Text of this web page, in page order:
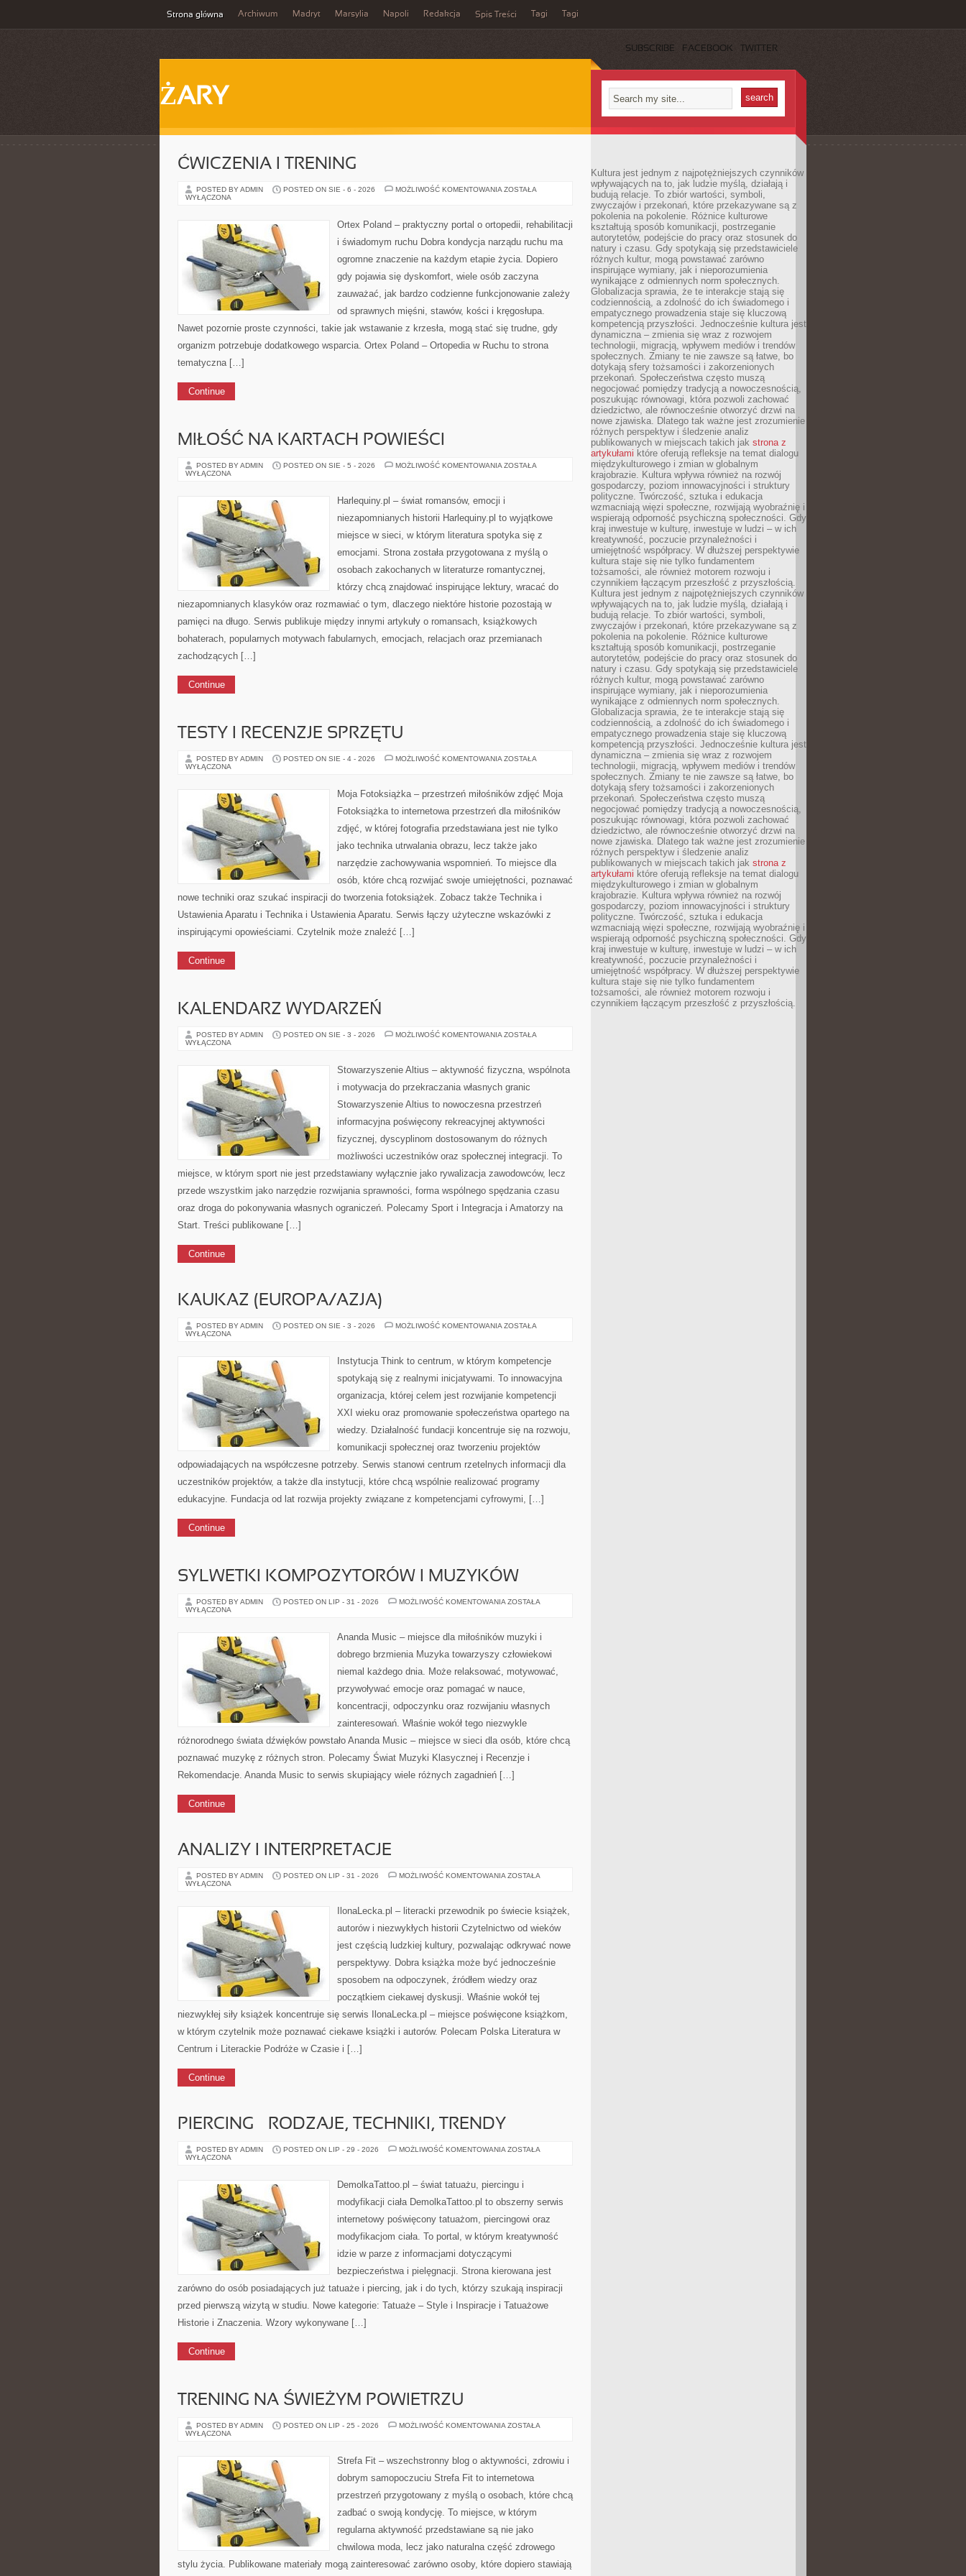
Strona główna Archiwum Madryt Marsylia Napoli Redakcja Spis Treści Tagi Tagi
SUBSCRIBE FACEBOOK TWITTER
ŻARY
ĆWICZENIA I TRENING
POSTED BY ADMIN POSTED ON SIE - 6 - 2026 MOŻLIWOŚĆ KOMENTOWANIA ĆWICZENIA
ZOSTAŁA
WYŁĄCZONA
Ortex Poland – praktyczny portal o ortopedii, rehabilitacji
i świadomym ruchu Dobra kondycja narządu ruchu ma
ogromne znaczenie na każdym etapie życia. Dopiero
gdy pojawia się dyskomfort, wiele osób zaczyna
zauważać, jak bardzo codzienne funkcjonowanie zależy
od sprawnych mięśni, stawów, kości i kręgosłupa.
Nawet pozornie proste czynności, takie jak wstawanie z krzesła, mogą stać się trudne, gdy
organizm potrzebuje dodatkowego wsparcia. Ortex Poland – Ortopedia w Ruchu to strona
tematyczna […]
Continue
MIŁOŚĆ NA KARTACH POWIEŚCI
POSTED BY ADMIN POSTED ON SIE - 5 - 2026 MOŻLIWOŚĆ KOMENTOWANIA MIŁOŚĆ
ZOSTAŁA
WYŁĄCZONA
Harlequiny.pl – świat romansów, emocji i
niezapomnianych historii Harlequiny.pl to wyjątkowe
miejsce w sieci, w którym literatura spotyka się z
emocjami. Strona została przygotowana z myślą o
osobach zakochanych w literaturze romantycznej,
którzy chcą znajdować inspirujące lektury, wracać do
niezapomnianych klasyków oraz rozmawiać o tym, dlaczego niektóre historie pozostają w
pamięci na długo. Serwis publikuje między innymi artykuły o romansach, książkowych
bohaterach, popularnych motywach fabularnych, emocjach, relacjach oraz przemianach
zachodzących […]
Continue
TESTY I RECENZJE SPRZĘTU
POSTED BY ADMIN POSTED ON SIE - 4 - 2026 MOŻLIWOŚĆ KOMENTOWANIA TESTY
ZOSTAŁA
WYŁĄCZONA
Moja Fotoksiążka – przestrzeń miłośników zdjęć Moja
Fotoksiążka to internetowa przestrzeń dla miłośników
zdjęć, w której fotografia przedstawiana jest nie tylko
jako technika utrwalania obrazu, lecz także jako
narzędzie zachowywania wspomnień. To miejsce dla
osób, które chcą rozwijać swoje umiejętności, poznawać
nowe techniki oraz szukać inspiracji do tworzenia fotoksiążek. Zobacz także Technika i
Ustawienia Aparatu i Technika i Ustawienia Aparatu. Serwis łączy użyteczne wskazówki z
inspirującymi opowieściami. Czytelnik może znaleźć […]
Continue
KALENDARZ WYDARZEŃ
POSTED BY ADMIN POSTED ON SIE - 3 - 2026 MOŻLIWOŚĆ KOMENTOWANIA KALENDARZ
ZOSTAŁA
WYŁĄCZONA
Stowarzyszenie Altius – aktywność fizyczna, wspólnota
i motywacja do przekraczania własnych granic
Stowarzyszenie Altius to nowoczesna przestrzeń
informacyjna poświęcony rekreacyjnej aktywności
fizycznej, dyscyplinom dostosowanym do różnych
możliwości uczestników oraz społecznej integracji. To
miejsce, w którym sport nie jest przedstawiany wyłącznie jako rywalizacja zawodowców, lecz
przede wszystkim jako narzędzie rozwijania sprawności, forma wspólnego spędzania czasu
oraz droga do pokonywania własnych ograniczeń. Polecamy Sport i Integracja i Amatorzy na
Start. Treści publikowane […]
Continue
KAUKAZ (EUROPA/AZJA)
POSTED BY ADMIN POSTED ON SIE - 3 - 2026 MOŻLIWOŚĆ KOMENTOWANIA KAUKAZ
ZOSTAŁA
WYŁĄCZONA
Instytucja Think to centrum, w którym kompetencje
spotykają się z realnymi inicjatywami. To innowacyjna
organizacja, której celem jest rozwijanie kompetencji
XXI wieku oraz promowanie społeczeństwa opartego na
wiedzy. Działalność fundacji koncentruje się na rozwoju,
komunikacji społecznej oraz tworzeniu projektów
odpowiadających na współczesne potrzeby. Serwis stanowi centrum rzetelnych informacji dla
uczestników projektów, a także dla instytucji, które chcą wspólnie realizować programy
edukacyjne. Fundacja od lat rozwija projekty związane z kompetencjami cyfrowymi, […]
Continue
SYLWETKI KOMPOZYTORÓW I MUZYKÓW
POSTED BY ADMIN POSTED ON LIP - 31 - 2026 MOŻLIWOŚĆ KOMENTOWANIA SYLWETKI
ZOSTAŁA
WYŁĄCZONA
Ananda Music – miejsce dla miłośników muzyki i
dobrego brzmienia Muzyka towarzyszy człowiekowi
niemal każdego dnia. Może relaksować, motywować,
przywoływać emocje oraz pomagać w nauce,
koncentracji, odpoczynku oraz rozwijaniu własnych
zainteresowań. Właśnie wokół tego niezwykle
różnorodnego świata dźwięków powstało Ananda Music – miejsce w sieci dla osób, które chcą
poznawać muzykę z różnych stron. Polecamy Świat Muzyki Klasycznej i Recenzje i
Rekomendacje. Ananda Music to serwis skupiający wiele różnych zagadnień […]
Continue
ANALIZY I INTERPRETACJE
POSTED BY ADMIN POSTED ON LIP - 31 - 2026 MOŻLIWOŚĆ KOMENTOWANIA ANALIZY
ZOSTAŁA
WYŁĄCZONA
IlonaLecka.pl – literacki przewodnik po świecie książek,
autorów i niezwykłych historii Czytelnictwo od wieków
jest częścią ludzkiej kultury, pozwalając odkrywać nowe
perspektywy. Dobra książka może być jednocześnie
sposobem na odpoczynek, źródłem wiedzy oraz
początkiem ciekawej dyskusji. Właśnie wokół tej
niezwykłej siły książek koncentruje się serwis IlonaLecka.pl – miejsce poświęcone książkom,
w którym czytelnik może poznawać ciekawe książki i autorów. Polecam Polska Literatura w
Centrum i Literackie Podróże w Czasie i […]
Continue
PIERCING – RODZAJE, TECHNIKI, TRENDY
POSTED BY ADMIN POSTED ON LIP - 29 - 2026 MOŻLIWOŚĆ KOMENTOWANIA PIERCING
TRENDY
ZOSTAŁA
WYŁĄCZONA
DemolkaTattoo.pl – świat tatuażu, piercingu i
modyfikacji ciała DemolkaTattoo.pl to obszerny serwis
internetowy poświęcony tatuażom, piercingowi oraz
modyfikacjom ciała. To portal, w którym kreatywność
idzie w parze z informacjami dotyczącymi
bezpieczeństwa i pielęgnacji. Strona kierowana jest
zarówno do osób posiadających już tatuaże i piercing, jak i do tych, którzy szukają inspiracji
przed pierwszą wizytą w studiu. Nowe kategorie: Tatuaże – Style i Inspiracje i Tatuażowe
Historie i Znaczenia. Wzory wykonywane […]
Continue
TRENING NA ŚWIEŻYM POWIETRZU
POSTED BY ADMIN POSTED ON LIP - 25 - 2026 MOŻLIWOŚĆ KOMENTOWANIA TRENING
ZOSTAŁA
WYŁĄCZONA
Strefa Fit – wszechstronny blog o aktywności, zdrowiu i
dobrym samopoczuciu Strefa Fit to internetowa
przestrzeń przygotowany z myślą o osobach, które chcą
zadbać o swoją kondycję. To miejsce, w którym
regularna aktywność przedstawiane są nie jako
chwilowa moda, lecz jako naturalna część zdrowego
stylu życia. Publikowane materiały mogą zainteresować zarówno osoby, które dopiero stawiają
Kultura jest jednym z najpotężniejszych czynników
wpływających na to, jak ludzie myślą, działają i
budują relacje. To zbiór wartości, symboli,
zwyczajów i przekonań, które przekazywane są z
pokolenia na pokolenie. Różnice kulturowe
kształtują sposób komunikacji, postrzeganie
autorytetów, podejście do pracy oraz stosunek do
natury i czasu. Gdy spotykają się przedstawiciele
różnych kultur, mogą powstawać zarówno
inspirujące wymiany, jak i nieporozumienia
wynikające z odmiennych norm społecznych.
Globalizacja sprawia, że te interakcje stają się
codziennością, a zdolność do ich świadomego i
empatycznego prowadzenia staje się kluczową
kompetencją przyszłości. Jednocześnie kultura jest
dynamiczna – zmienia się wraz z rozwojem
technologii, migracją, wpływem mediów i trendów
społecznych. Zmiany te nie zawsze są łatwe, bo
dotykają sfery tożsamości i zakorzenionych
przekonań. Społeczeństwa często muszą
negocjować pomiędzy tradycją a nowoczesnością,
poszukując równowagi, która pozwoli zachować
dziedzictwo, ale równocześnie otworzyć drzwi na
nowe zjawiska. Dlatego tak ważne jest zrozumienie
różnych perspektyw i śledzenie analiz
publikowanych w miejscach takich jak strona z
artykułami które oferują refleksje na temat dialogu
międzykulturowego i zmian w globalnym
krajobrazie. Kultura wpływa również na rozwój
gospodarczy, poziom innowacyjności i struktury
polityczne. Twórczość, sztuka i edukacja
wzmacniają więzi społeczne, rozwijają wyobraźnię i
wspierają odporność psychiczną społeczności. Gdy
kraj inwestuje w kulturę, inwestuje w ludzi – w ich
kreatywność, poczucie przynależności i
umiejętność współpracy. W dłuższej perspektywie
kultura staje się nie tylko fundamentem
tożsamości, ale również motorem rozwoju i
czynnikiem łączącym przeszłość z przyszłością.
Kultura jest jednym z najpotężniejszych czynników
wpływających na to, jak ludzie myślą, działają i
budują relacje. To zbiór wartości, symboli,
zwyczajów i przekonań, które przekazywane są z
pokolenia na pokolenie. Różnice kulturowe
kształtują sposób komunikacji, postrzeganie
autorytetów, podejście do pracy oraz stosunek do
natury i czasu. Gdy spotykają się przedstawiciele
różnych kultur, mogą powstawać zarówno
inspirujące wymiany, jak i nieporozumienia
wynikające z odmiennych norm społecznych.
Globalizacja sprawia, że te interakcje stają się
codziennością, a zdolność do ich świadomego i
empatycznego prowadzenia staje się kluczową
kompetencją przyszłości. Jednocześnie kultura jest
dynamiczna – zmienia się wraz z rozwojem
technologii, migracją, wpływem mediów i trendów
społecznych. Zmiany te nie zawsze są łatwe, bo
dotykają sfery tożsamości i zakorzenionych
przekonań. Społeczeństwa często muszą
negocjować pomiędzy tradycją a nowoczesnością,
poszukując równowagi, która pozwoli zachować
dziedzictwo, ale równocześnie otworzyć drzwi na
nowe zjawiska. Dlatego tak ważne jest zrozumienie
różnych perspektyw i śledzenie analiz
publikowanych w miejscach takich jak strona z
artykułami które oferują refleksje na temat dialogu
międzykulturowego i zmian w globalnym
krajobrazie. Kultura wpływa również na rozwój
gospodarczy, poziom innowacyjności i struktury
polityczne. Twórczość, sztuka i edukacja
wzmacniają więzi społeczne, rozwijają wyobraźnię i
wspierają odporność psychiczną społeczności. Gdy
kraj inwestuje w kulturę, inwestuje w ludzi – w ich
kreatywność, poczucie przynależności i
umiejętność współpracy. W dłuższej perspektywie
kultura staje się nie tylko fundamentem
tożsamości, ale również motorem rozwoju i
czynnikiem łączącym przeszłość z przyszłością.